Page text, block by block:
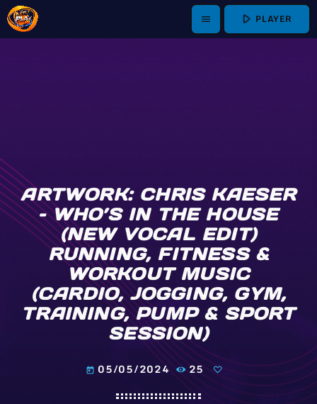
menu play_arrow PLAYER
ARTWORK: CHRIS KAESER
– WHO’S IN THE HOUSE
(NEW VOCAL EDIT)
RUNNING, FITNESS &
WORKOUT MUSIC
(CARDIO, JOGGING, GYM,
TRAINING, PUMP & SPORT
SESSION)
today 05/05/2024 25